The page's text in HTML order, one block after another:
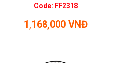
Code: FF2318
1,168,000 VNĐ